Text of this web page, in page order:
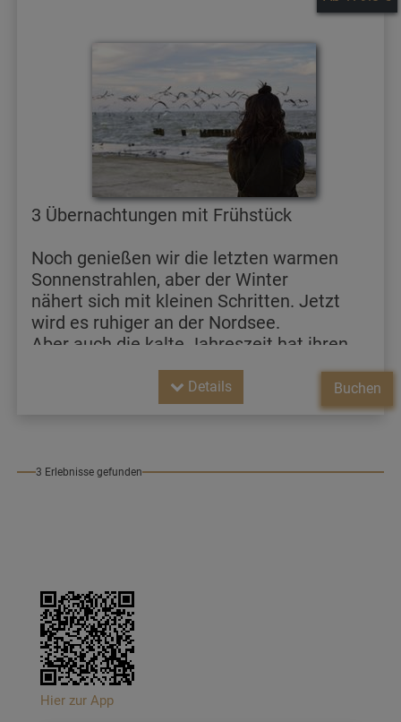
3 Übernachtungen mit Frühstück
Noch genießen wir die letzten warmen
Sonnenstrahlen, aber der Winter
nähert sich mit kleinen Schritten. Jetzt
wird es ruhiger an der Nordsee.
Aber auch die kalte Jahreszeit hat ihren
Reiz. Dick eingemummelt an der See
spazieren gehen, die frische Luft atmen,
den Gedanken freien Lauf
Buchen
Details
3 Erlebnisse gefunden
Hier zur App